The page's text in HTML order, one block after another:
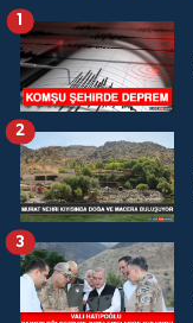
1
2
3